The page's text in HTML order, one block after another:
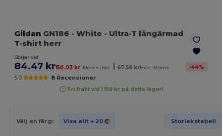
Gildan GN186 - White - Ultra-T långärmad
T-shirt herr
Börjar vid
84.47 kr150.03 kr Moms inkl. 67.58 krExkl. Moms -44%
5.0 8 Recensioner
Fri frakt vid 1 199 kr på detta lager!
Välj en färg: Visa allt + 20 Storlekstabell